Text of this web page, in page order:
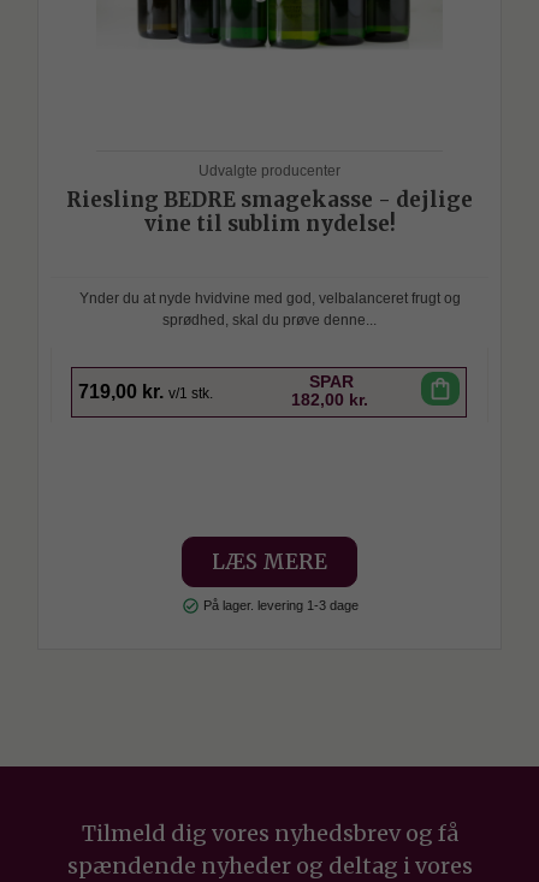
Udvalgte producenter
Riesling BEDRE smagekasse - dejlige
vine til sublim nydelse!
Ynder du at nyde hvidvine med god, velbalanceret frugt og
sprødhed, skal du prøve denne...
719,00 kr. v/1 stk.
SPAR
182,00 kr.
shopping_bag
LÆS MERE
check_circle På lager. levering 1-3 dage
Tilmeld dig vores nyhedsbrev og få
spændende nyheder og deltag i vores